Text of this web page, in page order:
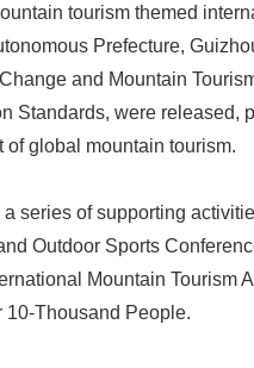
tourism themed
Prefecture,
and Mountain
Standards, were released,
global mountain tourism.
series of supporting
Outdoor Sports
Mountain Tourism
10-Thousand People.